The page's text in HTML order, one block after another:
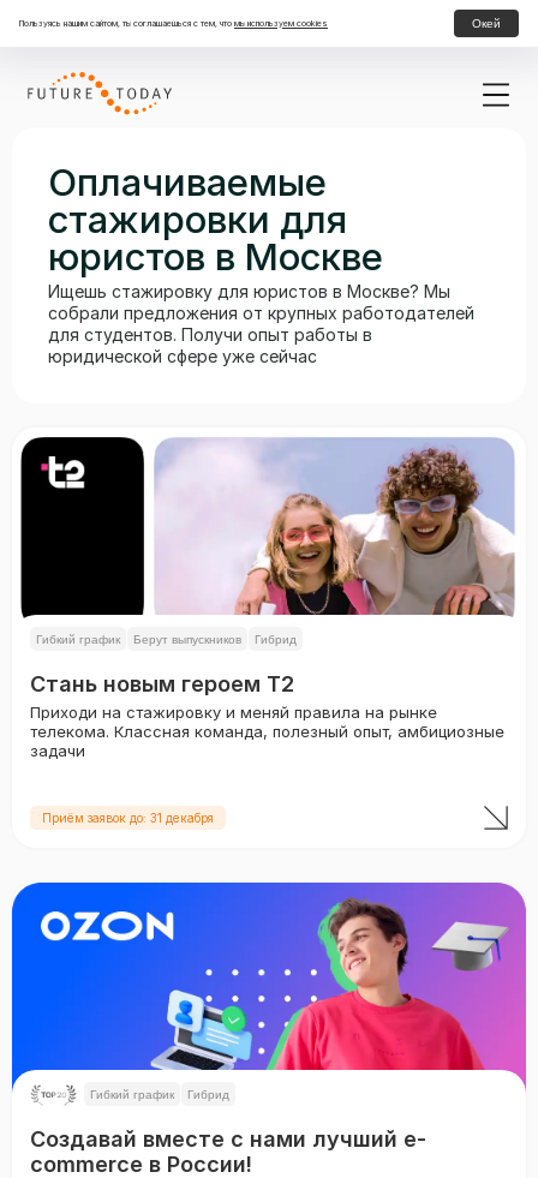
Пользуясь нашим сайтом, ты соглашаешься с тем, что мы используем cookies Окей
Оплачиваемые
стажировки для
юристов в Москве
Ищешь стажировку для юристов в Москве? Мы
собрали предложения от крупных работодателей
для студентов. Получи опыт работы в
юридической сфере уже сейчас
Гибкий график Берут выпускников Гибрид
Стань новым героем T2
Приходи на стажировку и меняй правила на рынке
телекома. Классная команда, полезный опыт, амбициозные
задачи
Приём заявок до: 31 декабря
Гибкий график Гибрид
Создавай вместе с нами лучший e-
commerce в России!